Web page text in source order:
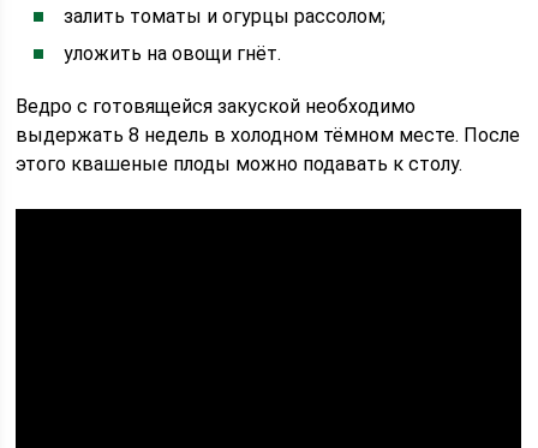
залить томаты и огурцы рассолом;
уложить на овощи гнёт.
Ведро с готовящейся закуской необходимо
выдержать 8 недель в холодном тёмном месте. После
этого квашеные плоды можно подавать к столу.